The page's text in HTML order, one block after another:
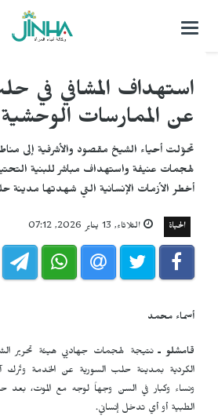
التحكم
استهداف المشافي في
عن الممارسات
تحوّلت أحياء الشيخ مقصود والأشرفية إلى
لهجمات عنيفة واستهداف مباشر للبنية
أخطر الأزمات الإنسانية التي شهدتها مدينة
الحياة الثلاثاء, 13 يناير 2026, 07:12
أسماء محمد
قامشلو ـنتيجة لهجمات جهاديي هيئة تحرير
الكردية بمدينة حلب السورية عن الخدمة وتُرك
ونساء وكبار في السن وجهاً لوجه مع الموت، بعد
الطبية أو أي تدخل إنساني.